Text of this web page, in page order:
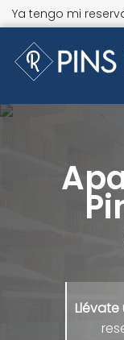
Ya tengo mi
Llévate